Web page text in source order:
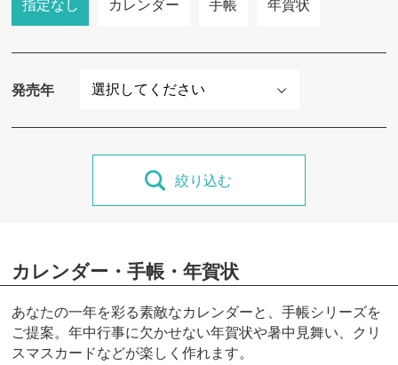
指定なし カレンダー 手帳 年賀状
発売年
絞り込む
カレンダー・手帳・年賀状
あなたの一年を彩る素敵なカレンダーと、手帳シリーズを
ご提案。年中行事に欠かせない年賀状や暑中見舞い、クリ
スマスカードなどが楽しく作れます。